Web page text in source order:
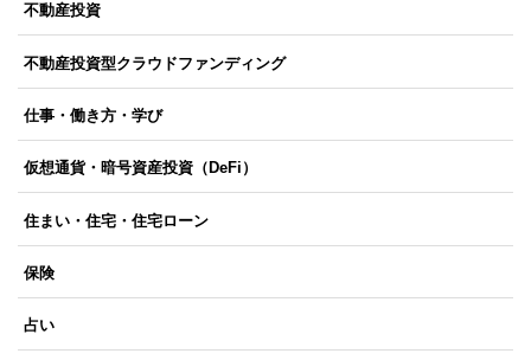
不動産投資
不動産投資型クラウドファンディング
仕事・働き方・学び
仮想通貨・暗号資産投資（DeFi）
住まい・住宅・住宅ローン
保険
占い